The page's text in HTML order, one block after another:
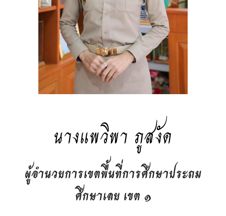
นางแพวิพา ภูสงัด
ผู้อำนวยการเขตพื้นที่การศึกษาประถม
ศึกษาเลย เขต ๑